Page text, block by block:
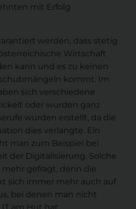
mit Erfolg
werden, dass stetig
Wirtschaft
kann und es zu keinen
kommt. Im
sich verschiedene
oder wurden ganz
wurden erstellt, da die
dies verlangte. Ein
man zum Beispiel bei
der Digitalisierung. Solche
gefragt, denn die
sich immer mehr auch auf
bei denen man nicht